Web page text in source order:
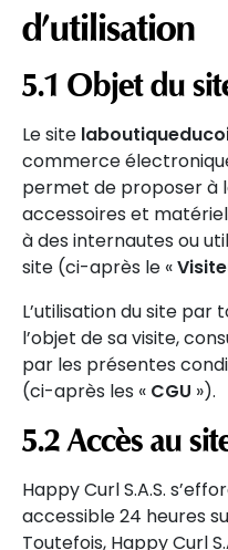
d’utilisation
5.1 Objet du
Le site
commerce
permet de proposer à
accessoires et
à des internautes ou
site (ci-après le «
L’utilisation du site par
l’objet de sa visite,
par les présentes
(ci-après les « CGU »).
5.2 Accès au
Happy Curl S.A.S.
accessible 24 heures
Toutefois, Happy Curl